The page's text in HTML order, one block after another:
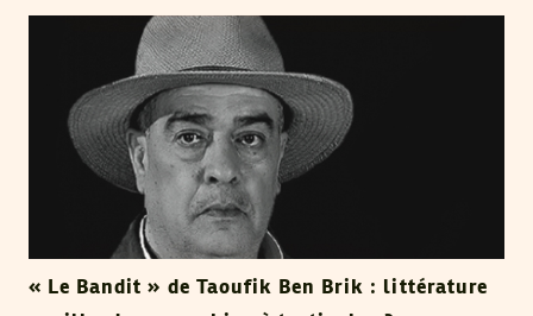
« Le Bandit » de Taoufik Ben Brik : littérature